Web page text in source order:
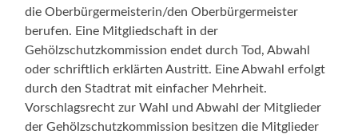
die Oberbürgermeisterin/den Oberbürgermeister
berufen. Eine Mitgliedschaft in der
Gehölzschutzkommission endet durch Tod, Abwahl
oder schriftlich erklärten Austritt. Eine Abwahl erfolgt
durch den Stadtrat mit einfacher Mehrheit.
Vorschlagsrecht zur Wahl und Abwahl der Mitglieder
der Gehölzschutzkommission besitzen die Mitglieder